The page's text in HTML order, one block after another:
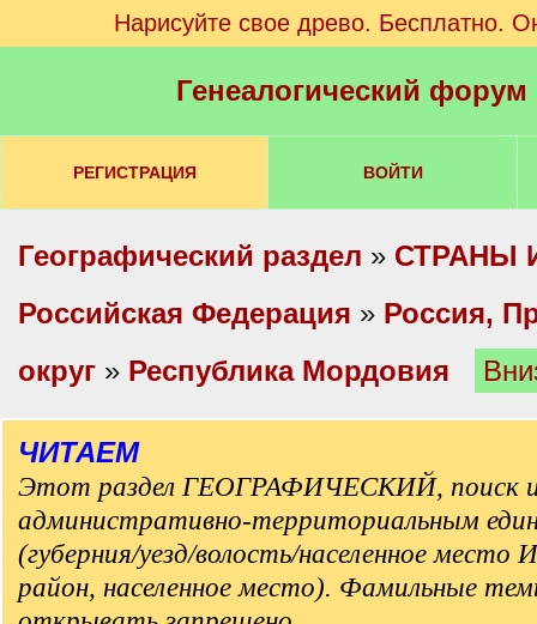
Нарисуйте свое древо. Бесплатно.
Генеалогический
РЕГИСТРАЦИЯ ВОЙТИ
Географический раздел » СТРАНЫ
Российская Федерация » Россия,
округ » Республика Мордовия
ЧИТАЕМ
Этот раздел ГЕОГРАФИЧЕСКИЙ, поиск
административно-территориальным
(губерния/уезд/волость/населенное
район, населенное место). Фамильные